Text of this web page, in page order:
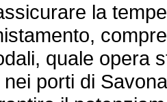
la
quale opera
porti di